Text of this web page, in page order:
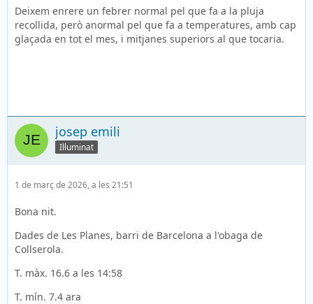
Deixem enrere un febrer normal pel que fa a la pluja
recollida, però anormal pel que fa a temperatures, amb cap
glaçada en tot el mes, i mitjanes superiors al que tocaria.
josep emili
Il·luminat
1 de març de 2026, a les 21:51
Bona nit.
Dades de Les Planes, barri de Barcelona a l'obaga de
Collserola.
T. màx. 16.6 a les 14:58
T. mín. 7.4 ara